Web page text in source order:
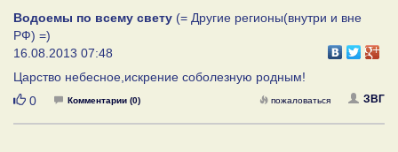
Водоемы по всему свету (= Другие регионы(внутри и вне
РФ) =)
16.08.2013 07:48
Царство небесное,искрение соболезную родным!
Нравится
0 Комментарии (0) ЗВГ
пожаловаться